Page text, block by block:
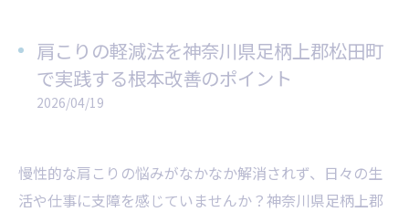
肩こりの軽減法を神奈川県足柄上郡松田町
で実践する根本改善のポイント
2026/04/19
慢性的な肩こりの悩みがなかなか解消されず、日々の生
活や仕事に支障を感じていませんか？神奈川県足柄上郡